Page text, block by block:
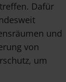
Dafür
und
von
um